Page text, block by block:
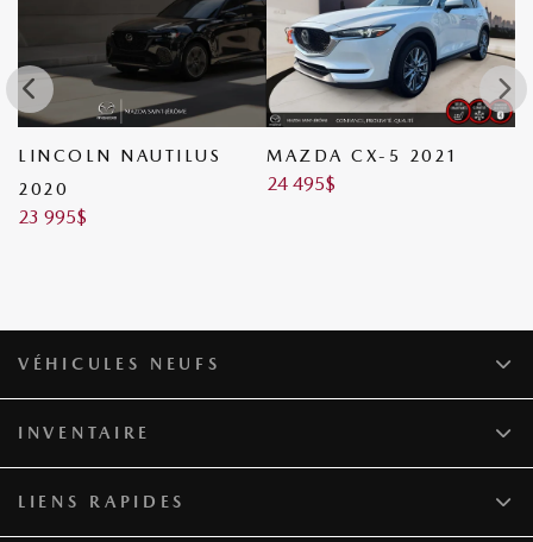
LINCOLN NAUTILUS
2020
23 995$
MAZDA CX-5 2021
24 495$
VÉHICULES NEUFS
INVENTAIRE
LIENS RAPIDES